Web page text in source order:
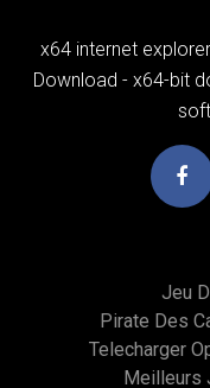
x64 internet
Download - x64-bit
Jeu
Pirate Des
Telecharger
Meilleurs